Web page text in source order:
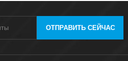
ОТПРАВИТЬ СЕЙЧАС